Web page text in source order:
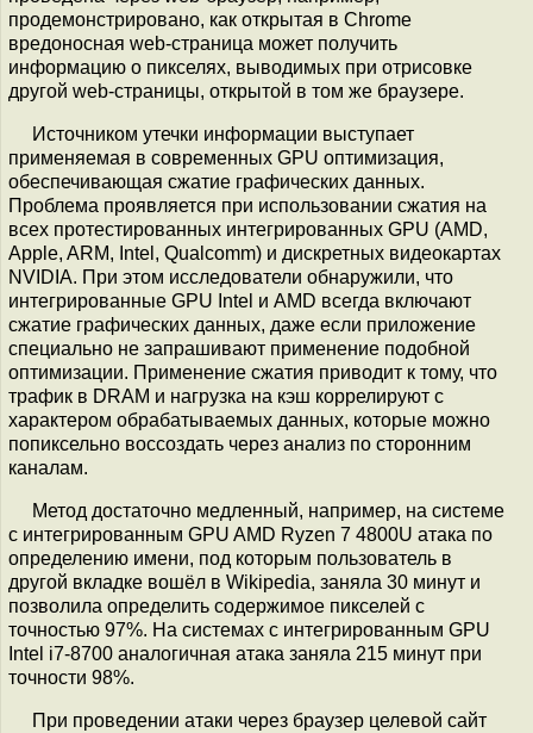
продемонстрировано, как открытая в Chrome
вредоносная web-страница может получить
информацию о пикселях, выводимых при отрисовке
другой web-страницы, открытой в том же браузере.
Источником утечки информации выступает
применяемая в современных GPU оптимизация,
обеспечивающая сжатие графических данных.
Проблема проявляется при использовании сжатия на
всех протестированных интегрированных GPU (AMD,
Apple, ARM, Intel, Qualcomm) и дискретных видеокартах
NVIDIA. При этом исследователи обнаружили, что
интегрированные GPU Intel и AMD всегда включают
сжатие графических данных, даже если приложение
специально не запрашивают применение подобной
оптимизации. Применение сжатия приводит к тому, что
трафик в DRAM и нагрузка на кэш коррелируют с
характером обрабатываемых данных, которые можно
попиксельно воссоздать через анализ по сторонним
каналам.
Метод достаточно медленный, например, на системе
с интегрированным GPU AMD Ryzen 7 4800U атака по
определению имени, под которым пользователь в
другой вкладке вошёл в Wikipedia, заняла 30 минут и
позволила определить содержимое пикселей с
точностью 97%. На системах с интегрированным GPU
Intel i7-8700 аналогичная атака заняла 215 минут при
точности 98%.
При проведении атаки через браузер целевой сайт